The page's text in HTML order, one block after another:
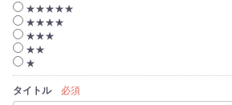
★★★★★
★★★★
★★★
★★
★
タイトル 必須